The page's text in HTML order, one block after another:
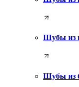
Шубы из
Шубы из